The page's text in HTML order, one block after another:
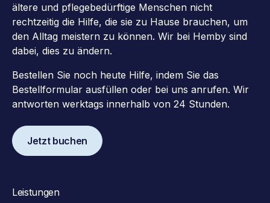
ältere und pflegebedürftige Menschen nicht
rechtzeitig die Hilfe, die sie zu Hause brauchen, um
den Alltag meistern zu können. Wir bei Hemby sind
dabei, dies zu ändern.
Bestellen Sie noch heute Hilfe, indem Sie das
Bestellformular ausfüllen oder bei uns anrufen. Wir
antworten werktags innerhalb von 24 Stunden.
Jetzt buchen
Leistungen